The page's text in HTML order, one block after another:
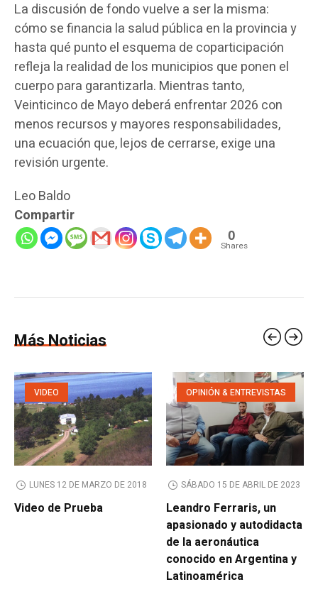
La discusión de fondo vuelve a ser la misma:
cómo se financia la salud pública en la provincia y
hasta qué punto el esquema de coparticipación
refleja la realidad de los municipios que ponen el
cuerpo para garantizarla. Mientras tanto,
Veinticinco de Mayo deberá enfrentar 2026 con
menos recursos y mayores responsabilidades,
una ecuación que, lejos de cerrarse, exige una
revisión urgente.
Leo Baldo
Compartir
0
Shares
Más Noticias
VIDEO
LUNES 12 DE MARZO DE 2018
Video de Prueba
OPINIÓN & ENTREVISTAS
SÁBADO 15 DE ABRIL DE 2023
Leandro Ferraris, un
apasionado y autodidacta
de la aeronáutica
conocido en Argentina y
Latinoamérica